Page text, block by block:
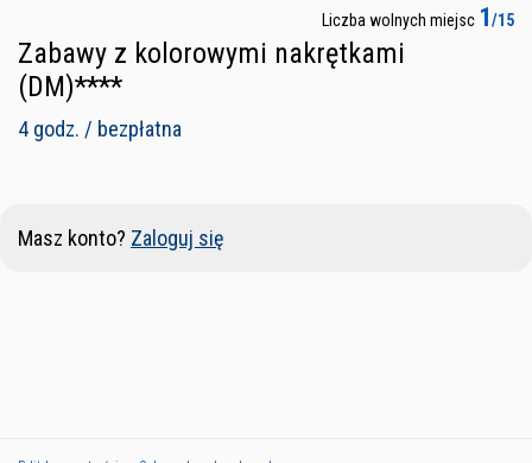
Liczba wolnych miejsc 1/15
Zabawy z kolorowymi nakrętkami
(DM)****
4 godz. / bezpłatna
Masz konto? Zaloguj się